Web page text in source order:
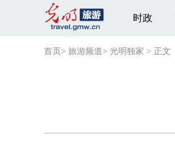
时政
首页 > 旅游频道> 光明独家 > 正文